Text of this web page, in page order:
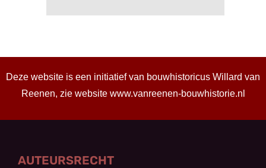
Deze website is een initiatief van bouwhistoricus Willard van
Reenen, zie website www.vanreenen-bouwhistorie.nl
AUTEURSRECHT